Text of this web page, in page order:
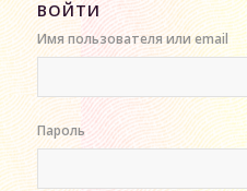
ВОЙТИ
Имя пользователя или email
Пароль